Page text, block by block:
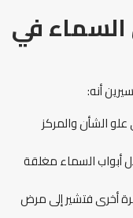
في
أنه:
الشأن والمركز
أبواب السماء مغلقة
أخرى فتشير إلى مرض